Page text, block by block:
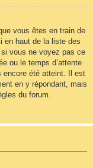
vous êtes en train de
en haut de la liste des
vous ne voyez pas ce
ou le temps d’attente
encore été atteint. Il est
en y répondant, mais
du forum.